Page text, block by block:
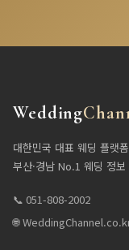
Wedding
대한민국 대표 웨딩 플랫폼
부산·경남 No.1 웨딩 정보
📞 051-808-2002
🌐